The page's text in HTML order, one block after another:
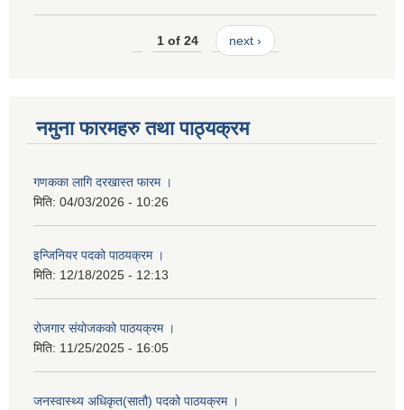
1 of 24 next ›
नमुना फारमहरु तथा पाठ्यक्रम
गणकका लागि दरखास्त फारम ।
मिति: 04/03/2026 - 10:26
इन्जिनियर पदको पाठयक्रम ।
मिति: 12/18/2025 - 12:13
रोजगार संयोजकको पाठयक्रम ।
मिति: 11/25/2025 - 16:05
जनस्वास्थ्य अधिकृत(सातौ) पदको पाठयक्रम ।